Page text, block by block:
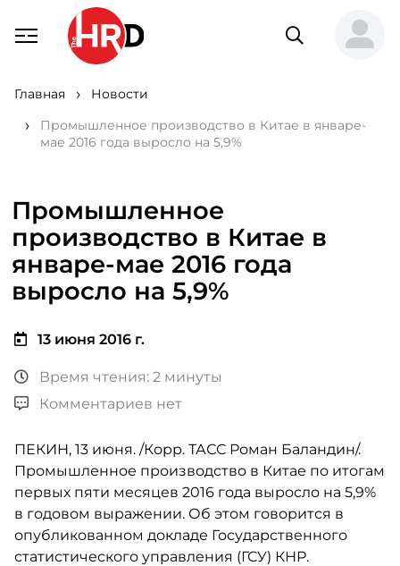
Главная
Новости
Промышленное производство в Китае в январе-
мае 2016 года выросло на 5,9%
Промышленное
производство в Китае в
январе-мае 2016 года
выросло на 5,9%
13 июня 2016 г.
Время чтения: 2 минуты
Комментариев нет
ПЕКИН, 13 июня. /Корр. ТАСС Роман Баландин/.
Промышленное производство в Китае по итогам
первых пяти месяцев 2016 года выросло на 5,9%
в годовом выражении. Об этом говорится в
опубликованном докладе Государственного
статистического управления (ГСУ) КНР.